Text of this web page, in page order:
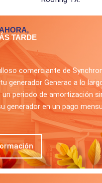
TARDE
comerciante de
generador Generac a lo
un periodo de amortización
generador en un pago